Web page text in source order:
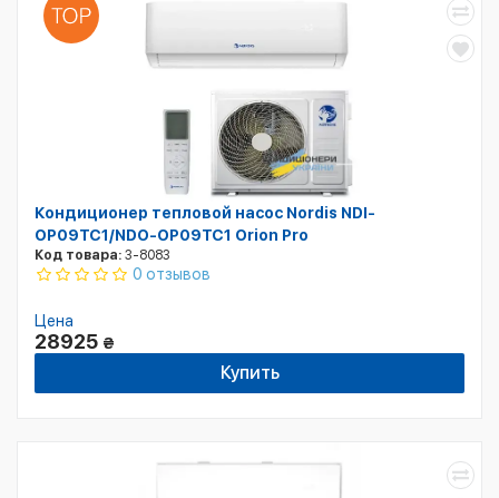
Кондиционер тепловой насос Nordis NDI-
OP09TC1/NDO-OP09TC1 Orion Pro
Код товара: 3-8083
0 отзывов
Цена
28925 ₴
Купить